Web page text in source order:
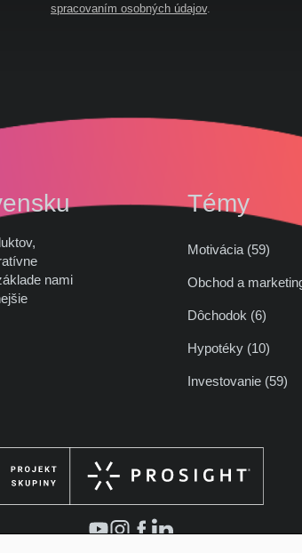
spracovaním osobných údajov.
nami
Témy
Motivácia (59)
Dôchodok (6)
Hypotéky (10)
Investovanie (59)